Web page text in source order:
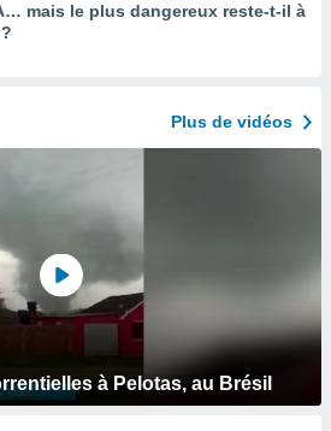
mais le plus dangereux reste-t-il à
Plus de vidéos
à Pelotas, au Brésil